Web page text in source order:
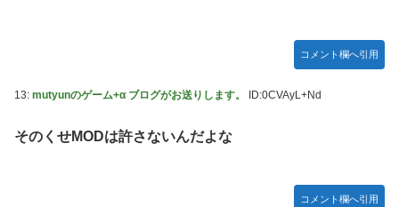
コメント欄へ引用
13: mutyunのゲーム+α ブログがお送りします。 ID:0CVAyL+Nd
そのくせMODは許さないんだよな
コメント欄へ引用